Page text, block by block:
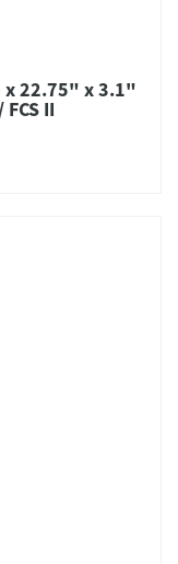
x 22.75" x 3.1"
II